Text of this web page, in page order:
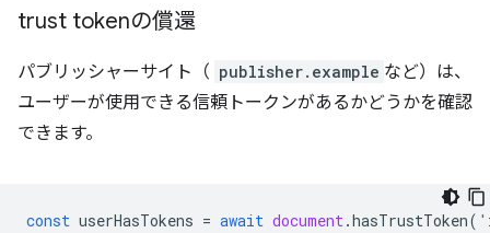
trust tokenの償還
パブリッシャーサイト（ publisher.example など）は、
ユーザーが使用できる信頼トークンがあるかどうかを確認
できます。
const userHasTokens = await document .hasTrustToken(